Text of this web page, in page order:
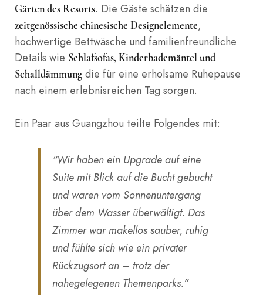
Gärten des Resorts. Die Gäste schätzen die
zeitgenössische chinesische Designelemente,
hochwertige Bettwäsche und familienfreundliche
Details wie Schlafsofas, Kinderbademäntel und
Schalldämmung die für eine erholsame Ruhepause
nach einem erlebnisreichen Tag sorgen.
Ein Paar aus Guangzhou teilte Folgendes mit:
“Wir haben ein Upgrade auf eine
Suite mit Blick auf die Bucht gebucht
und waren vom Sonnenuntergang
über dem Wasser überwältigt. Das
Zimmer war makellos sauber, ruhig
und fühlte sich wie ein privater
Rückzugsort an – trotz der
nahegelegenen Themenparks.”